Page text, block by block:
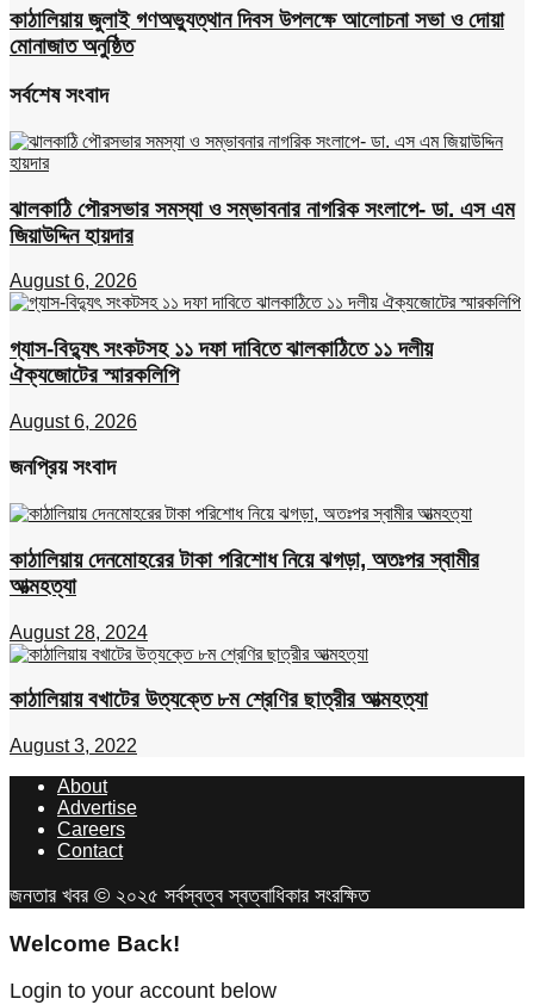
কাঠালিয়ায় জুলাই গণঅভ্যুত্থান দিবস উপলক্ষে আলোচনা সভা ও দোয়া
মোনাজাত অনুষ্ঠিত
সর্বশেষ সংবাদ
ঝালকাঠি পৌরসভার সমস্যা ও সম্ভাবনার নাগরিক সংলাপে- ডা. এস এম
জিয়াউদ্দিন হায়দার
August 6, 2026
গ্যাস-বিদ্যুৎ সংকটসহ ১১ দফা দাবিতে ঝালকাঠিতে ১১ দলীয়
ঐক্যজোটের স্মারকলিপি
August 6, 2026
জনপ্রিয় সংবাদ
কাঠালিয়ায় দেনমোহরের টাকা পরিশোধ নিয়ে ঝগড়া, অতঃপর স্বামীর
আত্মহত্যা
August 28, 2024
কাঠালিয়ায় বখাটের উত্যক্তে ৮ম শ্রেণির ছাত্রীর আত্মহত্যা
August 3, 2022
About
Advertise
Careers
Contact
জনতার খবর © ২০২৫ সর্বস্বত্ব স্বত্বাধিকার সংরক্ষিত
Welcome Back!
Login to your account below